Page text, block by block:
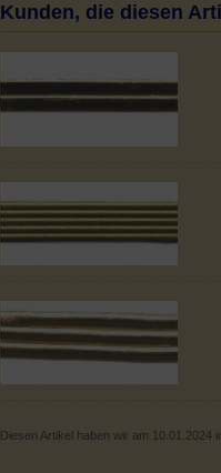
Kunden, die diesen
Diesen Artikel haben wir am 10.01.2024